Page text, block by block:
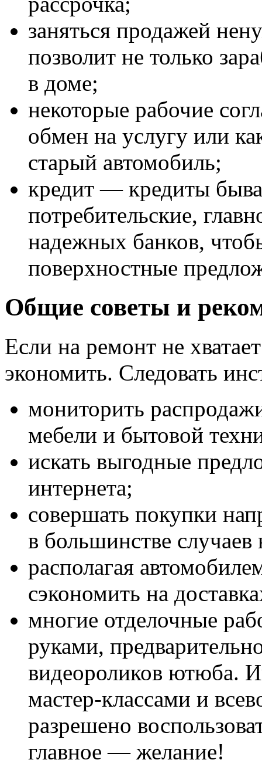
заняться продажей
позволит не только
в доме;
некоторые рабочие
обмен на услугу или
старый автомобиль;
кредит — кредиты
потребительские,
надежных банков,
поверхностные
Общие советы и
Если на ремонт не
экономить. Следовать
мониторить
мебели и бытовой
искать выгодные
интернета;
совершать покупки
в большинстве
располагая
сэкономить на
многие отделочные
руками,
видеороликов ютюба.
мастер-классами и
разрешено
главное — желание!